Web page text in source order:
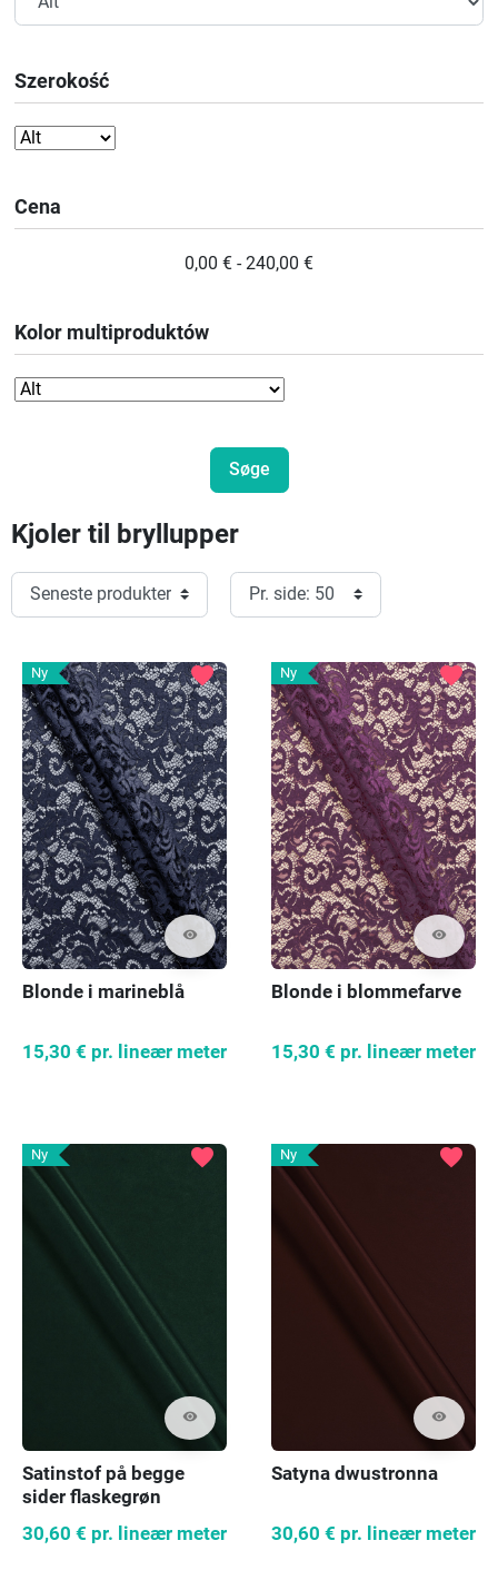
Szerokość
Cena
0,00 € - 240,00 €
Kolor multiproduktów
Kjoler til bryllupper
Ny
visibility
favorite
Blonde i marineblå
15,30 € pr. lineær meter
Ny
visibility
favorite
Blonde i blommefarve
15,30 € pr. lineær meter
Ny
visibility
favorite
Satinstof på begge
sider flaskegrøn
30,60 € pr. lineær meter
Ny
visibility
favorite
Satyna dwustronna
30,60 € pr. lineær meter